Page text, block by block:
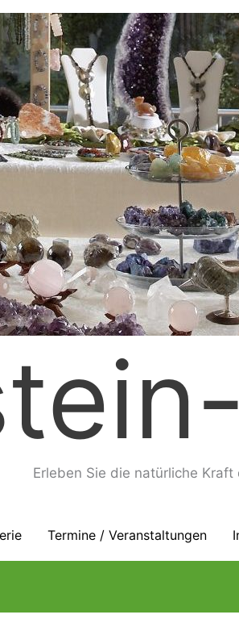
Erleben Sie die natürliche Kraft
Termine / Veranstaltungen